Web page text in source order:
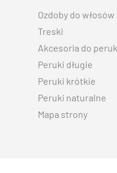
Ozdoby do włosów
Treski
Akcesoria do peruk
Peruki długie
Peruki krótkie
Peruki naturalne
Mapa strony